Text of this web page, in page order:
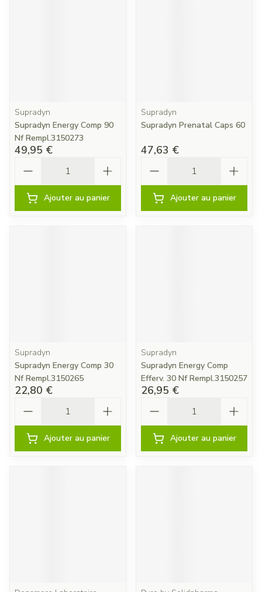
Supradyn
Supradyn Energy Comp 90
Nf Rempl.3150273
49,95 €
Ajouter au panier
Supradyn
Supradyn Prenatal Caps 60
47,63 €
Ajouter au panier
Supradyn
Supradyn Energy Comp 30
Nf Rempl.3150265
22,80 €
Ajouter au panier
Supradyn
Supradyn Energy Comp
Efferv. 30 Nf Rempl.3150257
26,95 €
Ajouter au panier